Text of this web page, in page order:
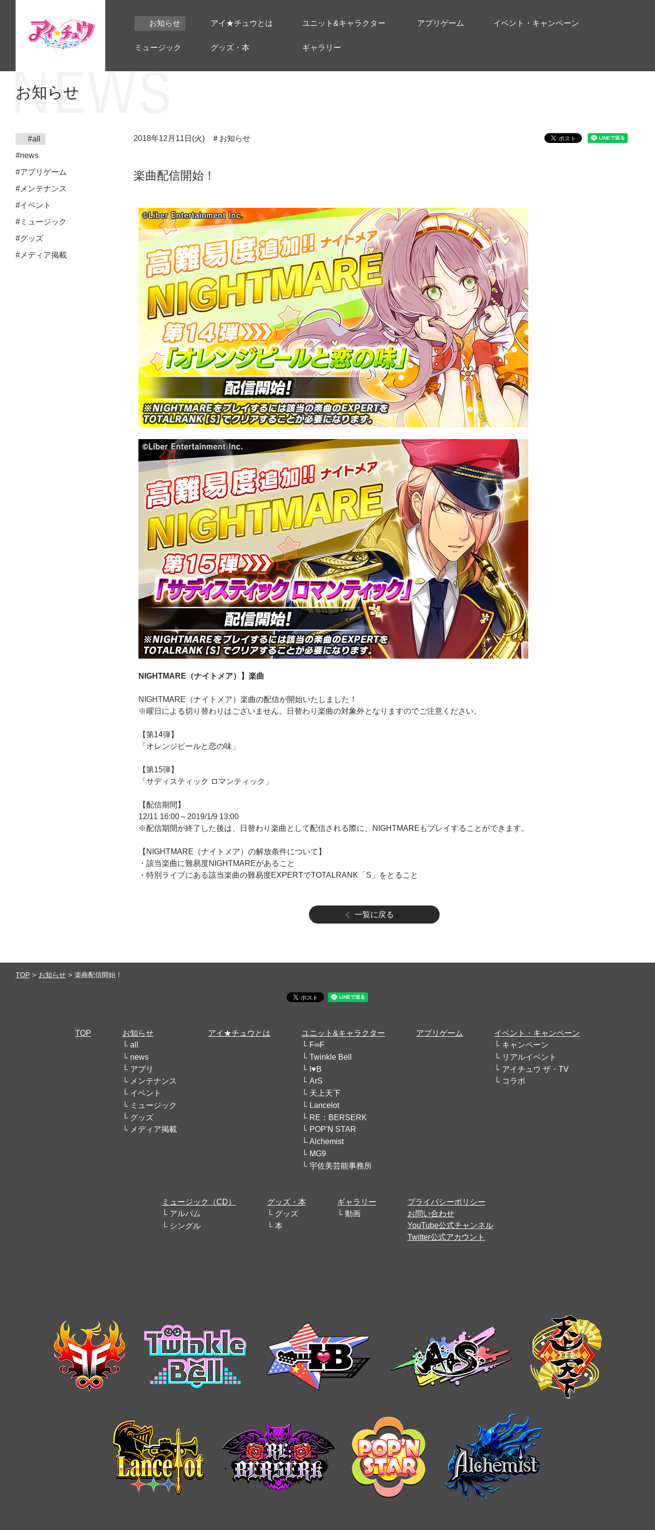
お知らせ アイ★チュウとは ユニット&キャラクター アプリゲーム イベント・キャンペーン
ミュージック グッズ・本 ギャラリー
お知らせ
#all
#news
#アプリゲーム
#メンテナンス
#イベント
#ミュージック
#グッズ
#メディア掲載
2018年12月11日(火) ＃お知らせ
楽曲配信開始！
NIGHTMARE（ナイトメア）】楽曲
NIGHTMARE（ナイトメア）楽曲の配信が開始いたしました！
※曜日による切り替わりはございません。日替わり楽曲の対象外となりますのでご注意ください。
【第14弾】
「オレンジピールと恋の味」
【第15弾】
「サディスティック ロマンティック」
【配信期間】
12/11 16:00～2019/1/9 13:00
※配信期間が終了した後は、日替わり楽曲として配信される際に、NIGHTMAREもプレイすることができます。
【NIGHTMARE（ナイトメア）の解放条件について】
・該当楽曲に難易度NIGHTMAREがあること
・特別ライブにある該当楽曲の難易度EXPERTでTOTALRANK「S」をとること
一覧に戻る
TOP お知らせ 楽曲配信開始！
TOP
お知らせ
all
news
アプリ
メンテナンス
イベント
ミュージック
グッズ
メディア掲載
アイ★チュウとは
ユニット&キャラクター
F∞F
Twinkle Bell
I♥B
ArS
天上天下
Lancelot
RE：BERSERK
POP'N STAR
Alchemist
MG9
宇佐美芸能事務所
アプリゲーム
イベント・キャンペーン
キャンペーン
リアルイベント
アイチュウ ザ・TV
コラボ
ミュージック（CD）
アルバム
シングル
グッズ・本
グッズ
本
ギャラリー
動画
プライバシーポリシー
お問い合わせ
YouTube公式チャンネル
Twitter公式アカウント